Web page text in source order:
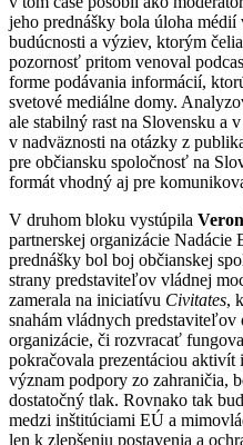
jeho prednášky bola úloha médií
budúcnosti a výziev, ktorým
pozornosť pritom venoval
forme podávania informácií,
svetové mediálne domy.
ale stabilný rast na Slovensku a
v nadväznosti na otázky z
pre občiansku spoločnosť na
formát vhodný aj pre
V druhom bloku vystúpila
partnerskej organizácie
prednášky bol boj občianskej
strany predstaviteľov vládnej
zamerala na iniciatívu Civitates,
snahám vládnych
organizácie, či rozvracať
pokračovala prezentáciou
význam podpory zo zahraničia,
dostatočný tlak. Rovnako tak
medzi inštitúciami EÚ a
len k zlepšeniu postavenia a